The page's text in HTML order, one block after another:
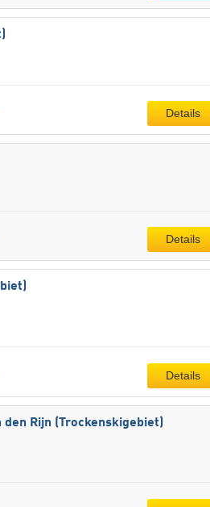
Details
Details
Details
Rijn (Trockenskigebiet)